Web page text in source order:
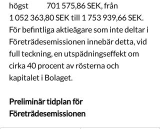
högst            701 575,86 SEK, från
1 052 363,80 SEK till 1 753 939,66 SEK.
För befintliga aktieägare som inte deltar i
Företrädesemissionen innebär detta, vid
full teckning, en utspädningseffekt om
cirka 40 procent av rösterna och
kapitalet i Bolaget.
Preliminär tidplan för
Företrädesemissionen